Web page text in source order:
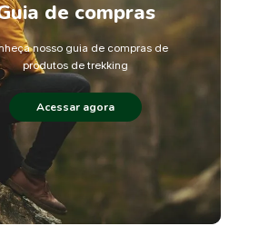
de compras
nosso guia de compras de
produtos de trekking
Acessar agora